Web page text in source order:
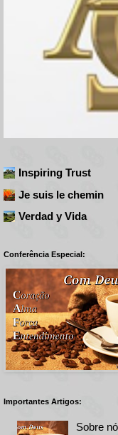
Inspiring Trust
Je suis le chemin
Verdad y Vida
Conferência Especial:
Importantes Artigos:
Sobre